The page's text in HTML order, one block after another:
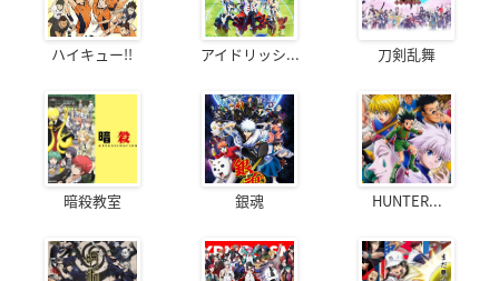
ハイキュー!! アイドリッシ... 刀剣乱舞
暗殺教室 銀魂 HUNTER...